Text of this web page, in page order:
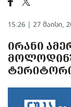
15:26 | 27 მაისი,
ᲘᲠᲐᲜᲘ